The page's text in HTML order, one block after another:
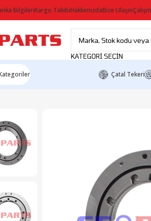
BilgileriKargo TakibiHakkımızdaBize Ulaşın
KATEGORI SEÇIN
Çatal Tekeri